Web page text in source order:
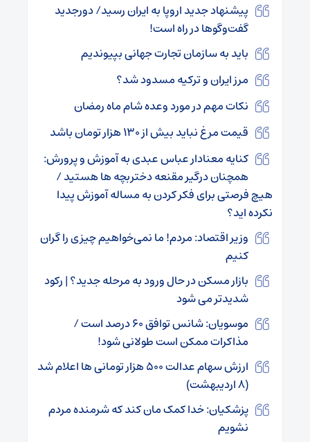
پیشنهاد جدید اروپا به ایران رسید/ دورجدید
گفت‌و‌گو‌ها در راه است!
باید به سازمان تجارت جهانی بپیوندیم
مرز ایران و ترکیه مسدود شد؟
نکات مهم در مورد وعده شام ماه رمضان
قیمت مرغ نباید بیش از ۱۳۰ هزار تومان باشد
کنایه معنادار عباس عبدی به آموزش و پرورش:
همچنان درگیر مقنعه دختربچه ها هستید /
هیچ فرصتی برای فکر کردن به مساله آموزش پیدا
نکرده‌ اید؟
وزیر اقتصاد: مردم! ما نمی‌خواهیم چیزی را گران
کنیم
بازار مسکن در حال ورود به مرحله جدید؟ | رکود
شدیدتر می شود
موسویان: شانس توافق ۶۰ درصد است /
مذاکرات ممکن است طولانی شود!
ارزش سهام عدالت ۵۰۰ هزار تومانی ها اعلام شد
(۸ اردیبهشت)
پزشکیان: خدا کمک مان کند که شرمنده مردم
نشویم